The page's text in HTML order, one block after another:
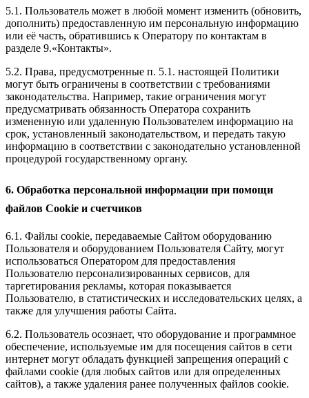
5.1. Пользователь может в любой момент изменить (обновить,
дополнить) предоставленную им персональную информацию
или её часть, обратившись к Оператору по контактам в
разделе 9.«Контакты».
5.2. Права, предусмотренные п. 5.1. настоящей Политики
могут быть ограничены в соответствии с требованиями
законодательства. Например, такие ограничения могут
предусматривать обязанность Оператора сохранить
измененную или удаленную Пользователем информацию на
срок, установленный законодательством, и передать такую
информацию в соответствии с законодательно установленной
процедурой государственному органу.
6. Обработка персональной информации при помощи
файлов Cookie и счетчиков
6.1. Файлы cookie, передаваемые Сайтом оборудованию
Пользователя и оборудованием Пользователя Сайту, могут
использоваться Оператором для предоставления
Пользователю персонализированных сервисов, для
таргетирования рекламы, которая показывается
Пользователю, в статистических и исследовательских целях, а
также для улучшения работы Сайта.
6.2. Пользователь осознает, что оборудование и программное
обеспечение, используемые им для посещения сайтов в сети
интернет могут обладать функцией запрещения операций с
файлами cookie (для любых сайтов или для определенных
сайтов), а также удаления ранее полученных файлов cookie.